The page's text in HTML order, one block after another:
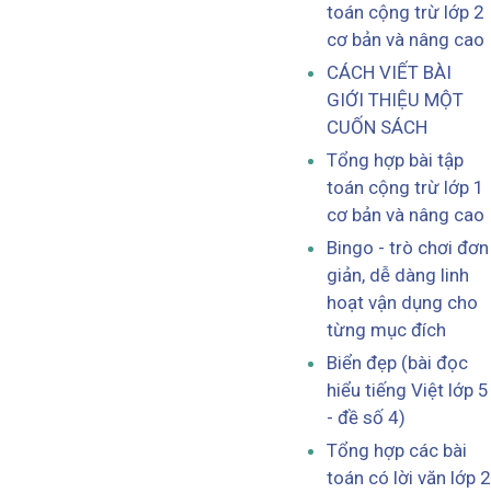
toán cộng trừ lớp 2
cơ bản và nâng cao
CÁCH VIẾT BÀI
GIỚI THIỆU MỘT
CUỐN SÁCH
Tổng hợp bài tập
toán cộng trừ lớp 1
cơ bản và nâng cao
Bingo - trò chơi đơn
giản, dễ dàng linh
hoạt vận dụng cho
từng mục đích
Biển đẹp (bài đọc
hiểu tiếng Việt lớp 5
- đề số 4)
Tổng hợp các bài
toán có lời văn lớp 2